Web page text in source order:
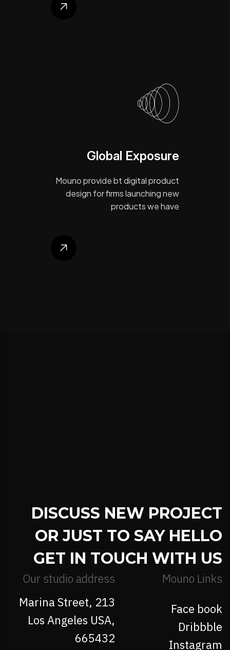
Global Exposure
Mouno provide bt digital product
design for firms launching new
products we have
DISCUSS NEW PROJECT
OR JUST TO SAY HELLO
GET IN TOUCH WITH US
Mouno Links
Face book
Dribbble
Instagram
Our studio address
213 Marina Street,
Los Angeles USA,
665432